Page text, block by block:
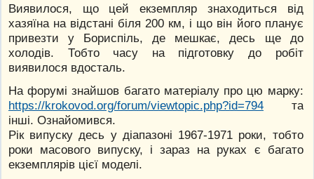
Виявилося, що цей екземпляр знаходиться від
хазяїна на відстані біля 200 км, і що він його планує
привезти у Бориспіль, де мешкає, десь ще до
холодів. Тобто часу на підготовку до робіт
виявилося вдосталь.
На форумі знайшов багато матеріалу про цю марку:
https://krokovod.org/forum/viewtopic.php?id=794 та
інші. Ознайомився.
Рік випуску десь у діапазоні 1967-1971 роки, тобто
роки масового випуску, і зараз на руках є багато
екземплярів цієї моделі.